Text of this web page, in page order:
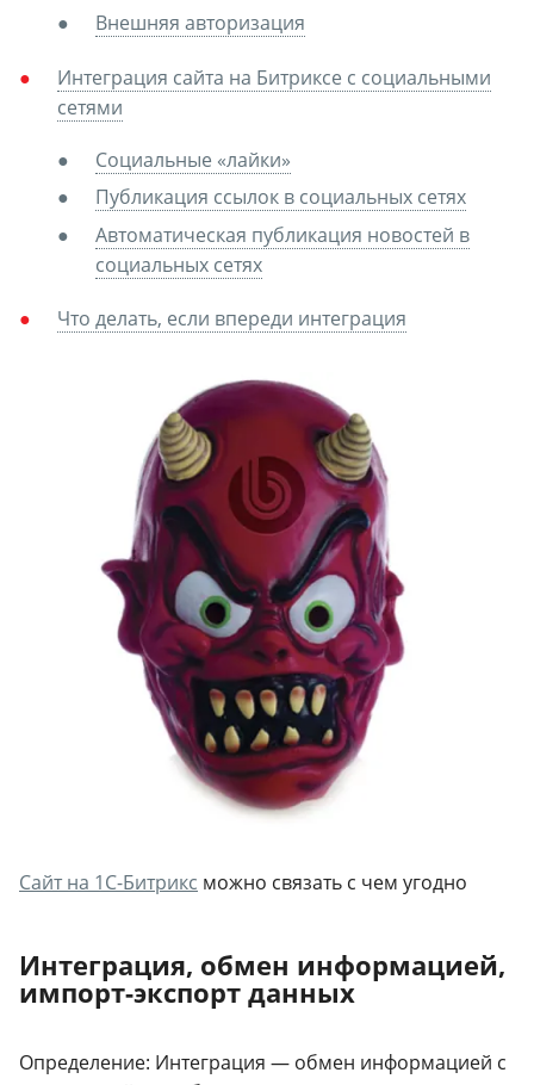
Внешняя авторизация
Интеграция сайта на Битриксе с социальными
сетями
Социальные «лайки»
Публикация ссылок в социальных сетях
Автоматическая публикация новостей в
социальных сетях
Что делать, если впереди интеграция
Сайт на 1С-Битрикс можно связать с чем угодно
Интеграция, обмен информацией,
импорт-экспорт данных
Определение: Интеграция — обмен информацией с